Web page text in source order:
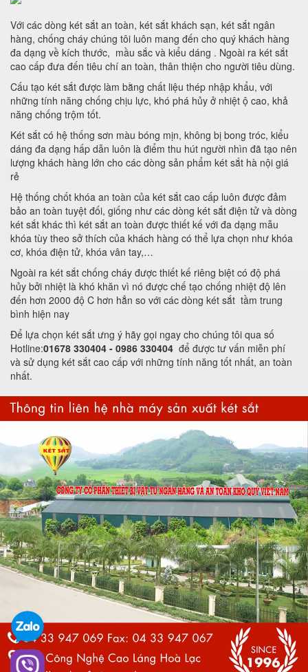
Với các dòng két sắt an toàn, két sắt khách sạn, két sắt ngân
hàng, chống cháy chúng tôi luôn mang đến cho quý khách hàng
đa dạng về kích thước, mầu sắc và kiểu dáng . Ngoài ra két sắt
cao cấp đưa đến tiêu chí an toàn, thân thiện cho người tiêu dùng.
Cấu tạo két sắt được làm bằng chất liệu thép nhập khẩu, với
những tính năng chống chịu lực, khó phá hủy ở nhiệt ộ cao, khả
năng chống trộm tốt.
Két sắt có hệ thống sơn màu bóng mịn, không bị bong tróc, kiểu
dáng đa dạng hấp dẫn luôn là điểm thu hút người nhìn đã tạo nên
lượng khách hàng lớn cho các dòng sản phẩm két sắt hà nội giá
rẻ
Hệ thống chốt khóa an toàn của két sắt cao cấp luôn được đảm
bảo an toàn tuyệt đối, giống như các dòng két sắt điện tử và dòng
két sắt khác thì két sắt an toàn được thiết kế với đa dạng mẫu
khóa tùy theo sở thích của khách hàng có thể lựa chọn như khóa
cơ, khóa điện tử, khóa vân tay,…
Ngoài ra két sắt chống cháy được thiết kế riêng biệt có độ phá
hủy bởi nhiệt là khó khăn vì nó được chế tạo chống nhiệt độ lên
đến hơn 2000 độ C hơn hẳn so với các dòng két sắt tầm trung
bình hiện nay
Để lựa chọn két sắt ưng ý hãy gọi ngay cho chúng tôi qua số
Hotline:01678 330404 - 0986 330404 để được tư vấn miễn phí
và sử dụng két sắt cao cấp với những tính năng tốt nhất, an toàn
nhất.